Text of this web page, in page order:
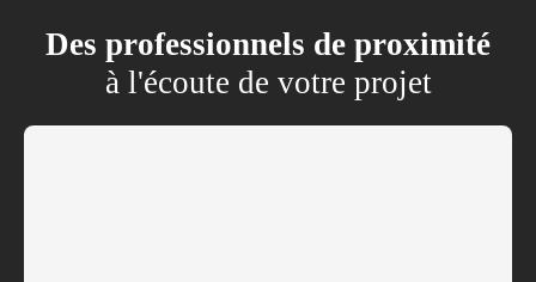
Des professionnels de proximité
à l'écoute de votre projet